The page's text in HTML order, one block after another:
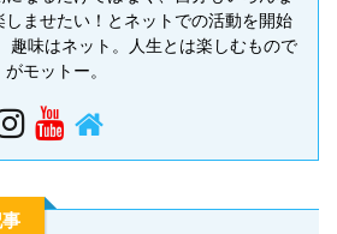
しませたい！とネットでの活動を開始
趣味はネット。人生とは楽しむもので
モットー。